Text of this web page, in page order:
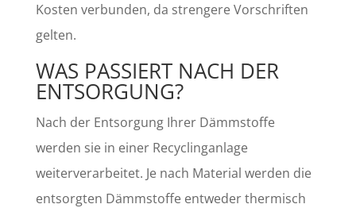
Kosten verbunden, da strengere Vorschriften
gelten.
WAS PASSIERT NACH DER
ENTSORGUNG?
Nach der Entsorgung Ihrer Dämmstoffe
werden sie in einer Recyclinganlage
weiterverarbeitet. Je nach Material werden die
entsorgten Dämmstoffe entweder thermisch